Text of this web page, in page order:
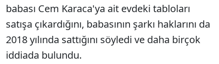
babası Cem Karaca'ya ait evdeki tabloları
satışa çıkardığını, babasının şarkı haklarını da
2018 yılında sattığını söyledi ve daha birçok
iddiada bulundu.